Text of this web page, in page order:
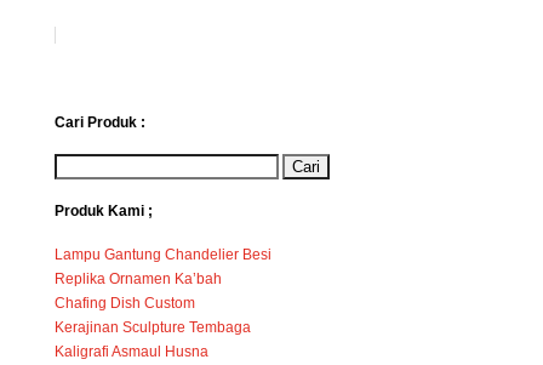
Cari Produk :
Produk Kami ;
Lampu Gantung Chandelier Besi
Replika Ornamen Ka’bah
Chafing Dish Custom
Kerajinan Sculpture Tembaga
Kaligrafi Asmaul Husna